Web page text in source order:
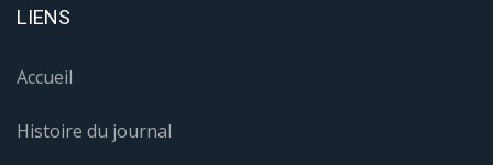
LIENS
Accueil
Histoire du journal